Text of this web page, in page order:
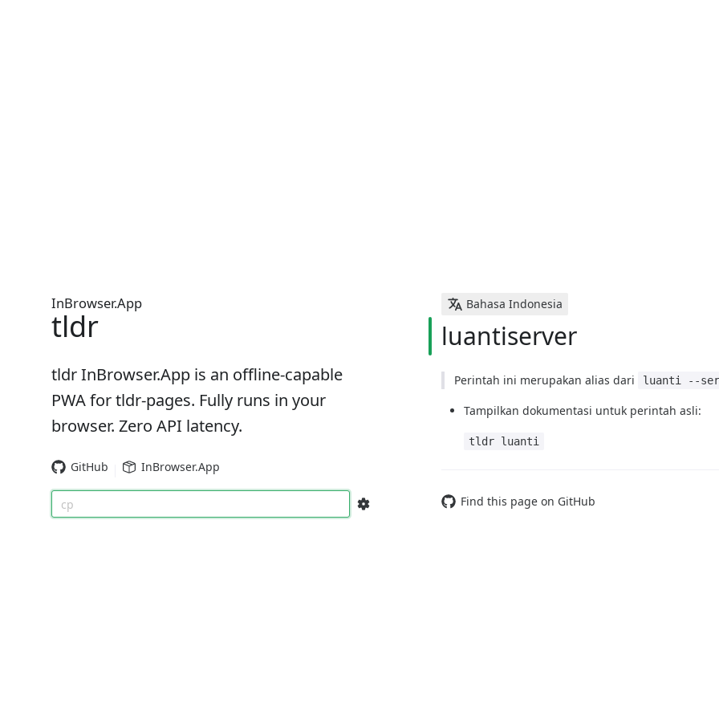
InBrowser.App
tldr
tldr InBrowser.App is an offline-capable
PWA for tldr-pages. Fully runs in your
browser. Zero API latency.
GitHub InBrowser.App
cp
Bahasa Indonesia
luantiserver
Perintah ini merupakan alias dari luanti --
Tampilkan dokumentasi untuk perintah asli:
tldr luanti
Find this page on GitHub